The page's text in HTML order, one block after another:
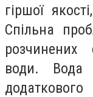
гіршої
Спільна
розчинених
води. Вода